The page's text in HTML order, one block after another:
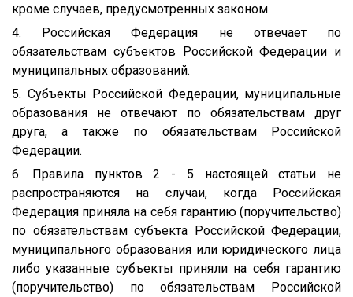
кроме случаев, предусмотренных законом.
4. Российская Федерация не отвечает по
обязательствам субъектов Российской Федерации и
муниципальных образований.
5. Субъекты Российской Федерации, муниципальные
образования не отвечают по обязательствам друг
друга, а также по обязательствам Российской
Федерации.
6. Правила пунктов 2 - 5 настоящей статьи не
распространяются на случаи, когда Российская
Федерация приняла на себя гарантию (поручительство)
по обязательствам субъекта Российской Федерации,
муниципального образования или юридического лица
либо указанные субъекты приняли на себя гарантию
(поручительство) по обязательствам Российской